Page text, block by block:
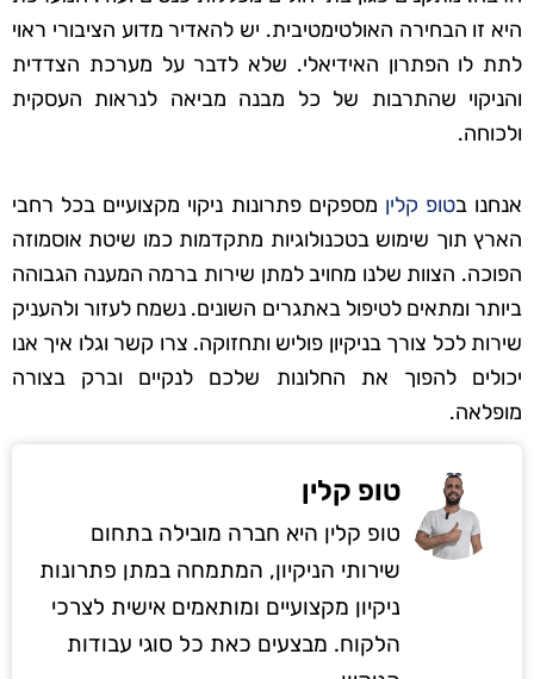
היא זו הבחירה האולטימטיבית. יש להאדיר מדוע הציבורי ראוי
לתת לו הפתרון האידיאלי. שלא לדבר על מערכת הצדדית
והניקוי שהתרבות של כל מבנה מביאה לנראות העסקית
ולכוחה.
אנחנו בטופ קלין מספקים פתרונות ניקוי מקצועיים בכל רחבי
הארץ תוך שימוש בטכנולוגיות מתקדמות כמו שיטת אוסמוזה
הפוכה. הצוות שלנו מחויב למתן שירות ברמה המענה הגבוהה
ביותר ומתאים לטיפול באתגרים השונים. נשמח לעזור ולהעניק
שירות לכל צורך בניקיון פוליש ותחזוקה. צרו קשר וגלו איך אנו
יכולים להפוך את החלונות שלכם לנקיים וברק בצורה
מופלאה.
טופ קלין
טופ קלין היא חברה מובילה בתחום
שירותי הניקיון, המתמחה במתן פתרונות
ניקיון מקצועיים ומותאמים אישית לצרכי
הלקוח. מבצעים כאת כל סוגי עבודות